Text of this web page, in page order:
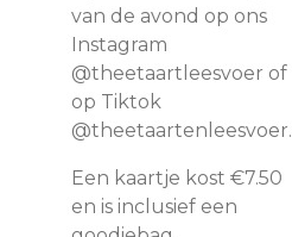
van de avond op ons
Instagram
@theetaartleesvoer of
op Tiktok
@theetaartenleesvoer.
Een kaartje kost €7.50
en is inclusief een